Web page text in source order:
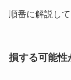
順番に解説して
損する可能性